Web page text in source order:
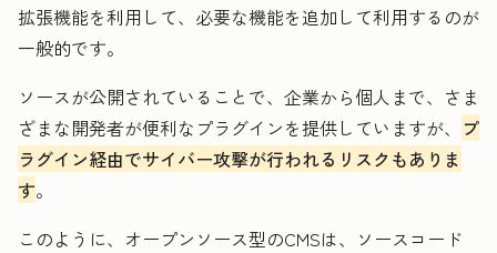
拡張機能を利用して、必要な機能を追加して利用するのが
一般的です。
ソースが公開されていることで、企業から個人まで、さま
ざまな開発者が便利なプラグインを提供していますが、
プ
ラグイン経由でサイバー攻撃が行われるリスクもありま
す。
このように、オープンソース型のCMSは、ソースコード